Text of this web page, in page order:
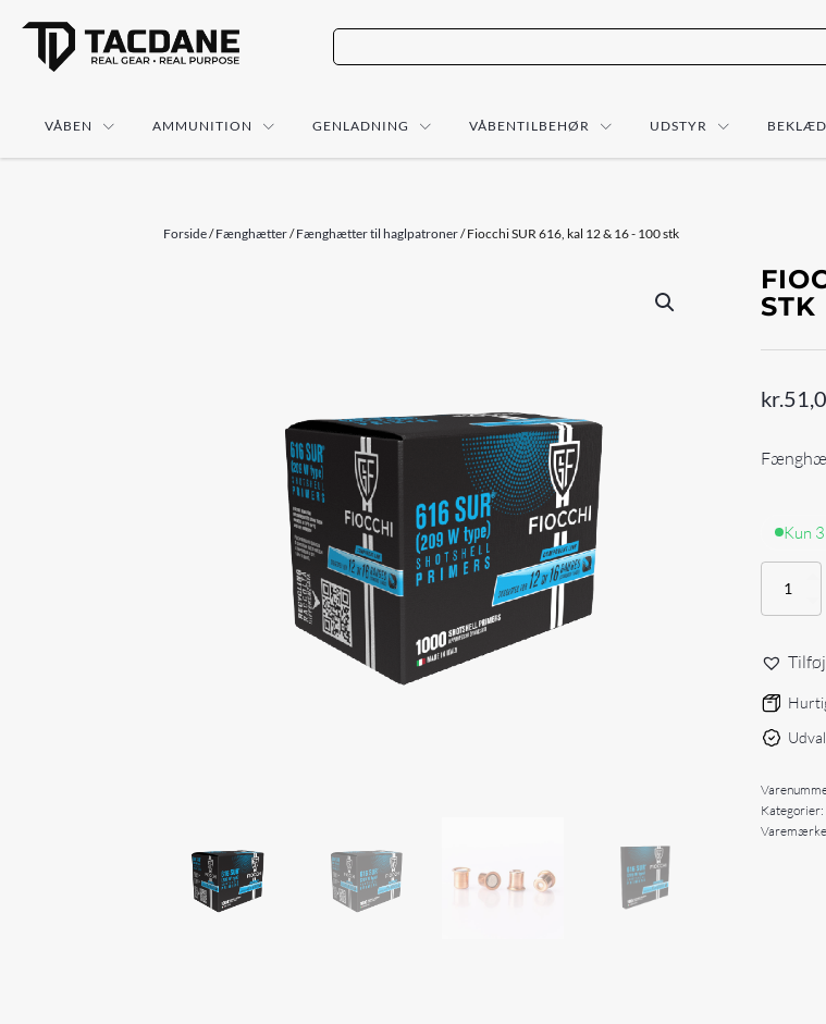
VÅBEN AMMUNITION GENLADNING VÅBENTILBEHØR UDSTYR
Forside/Fænghætter/Fænghætter til haglpatroner/ Fiocchi SUR 616, kal 12 & 16 - 100 stk
STK
kr.
Kun
Fiocchi
616,
12
16
100
antal
Kategorier: